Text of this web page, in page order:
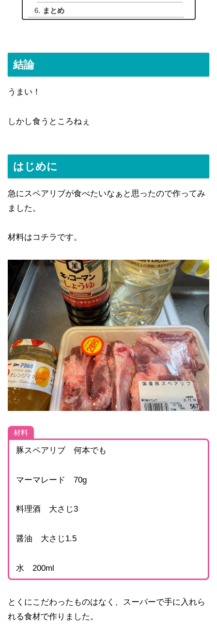
まとめ
結論
うまい！
しかし食うところねぇ
はじめに
急にスペアリブが食べたいなぁと思ったので作ってみ
ました。
材料はコチラです。
材料
豚スペアリブ 何本でも
マーマレード 70g
料理酒 大さじ3
醤油 大さじ1.5
水 200ml
とくにこだわったものはなく、スーパーで手に入れら
れる食材で作りました。